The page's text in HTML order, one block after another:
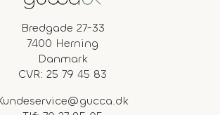
Bredgade 27-33
7400 Herning
Danmark
CVR: 25 79 45 83